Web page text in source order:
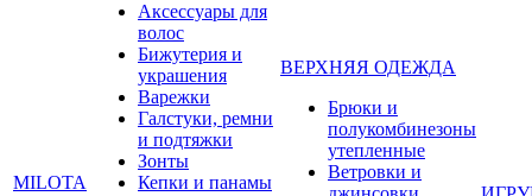
MILOTA
Аксессуары для
волос
Бижутерия и
украшения
Варежки
Галстуки, ремни
и подтяжки
Зонты
Кепки и панамы
ВЕРХНЯЯ ОДЕЖДА
Брюки и
полукомбинезоны
утепленные
Ветровки и